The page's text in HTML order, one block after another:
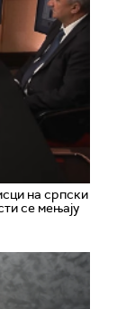
на српски
се мењају